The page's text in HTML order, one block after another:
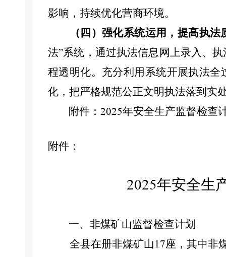
影响，持续优化营商环境。
（ 四 ）强化系统运用，提高执法
法”系统，通过执法信息网上录入、
程透明化。 充分利用系统开展执法全
化 ， 把严格规范公正文明执法落到实
附件： 2025年安全生产监督检查
附件：
2025年安全生
一、非煤矿山监督检查计划
全县在册非煤矿山17座，其中非